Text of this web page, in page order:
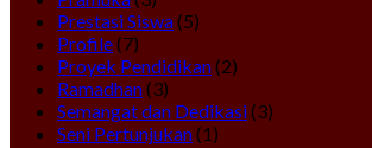
Prestasi Siswa(5)
Profile(7)
Proyek Pendidikan(2)
Ramadhan(3)
Semangat dan Dedikasi(3)
Seni Pertunjukan(1)